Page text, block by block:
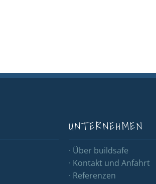
UNTERNEHMEN
· Über buildsafe
· Kontakt und Anfahrt
· Referenzen